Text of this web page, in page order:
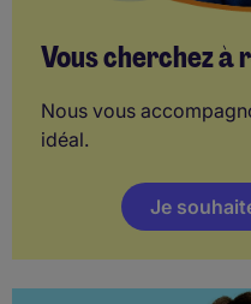
Vous cherchez à
Nous vous
idéal.
Je